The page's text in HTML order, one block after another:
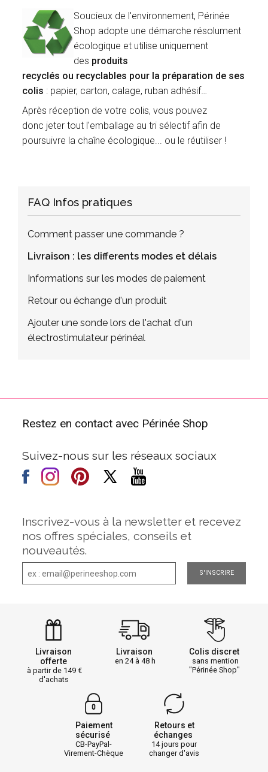
Soucieux de l'environnement, Périnée
Shop adopte une démarche résolument
écologique et utilise uniquement
des produits
recyclés ou recyclables pour la préparation de ses
colis : papier, carton, calage, ruban adhésif
Après réception de votre colis, vous pouvez
donc jeter tout l'emballage au tri sélectif afin de
poursuivre la chaîne écologique... ou le réutiliser !
FAQ Infos pratiques
Comment passer une commande ?
Livraison : les differents modes et délais
Informations sur les modes de paiement
Retour ou échange d'un produit
Ajouter une sonde lors de l'achat d'un
électrostimulateur périnéal
Restez en contact avec Périnée Shop
Suivez-nous sur les réseaux sociaux
Inscrivez-vous à la newsletter et recevez
nos offres spéciales, conseils et
nouveautés.
S'INSCRIRE
Livraison
offerte
à partir de 149
d'achats
Livraison
en 24 à 48 h
Colis discret
sans mention
"Périnée Shop"
Paiement
sécurisé
CB-PayPal-
Virement-Chèque
Retours et
échanges
14 jours pour
changer d'avis